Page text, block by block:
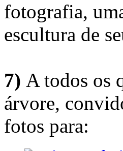
fotografia,
escultura de
7) A todos os
árvore,
fotos para: